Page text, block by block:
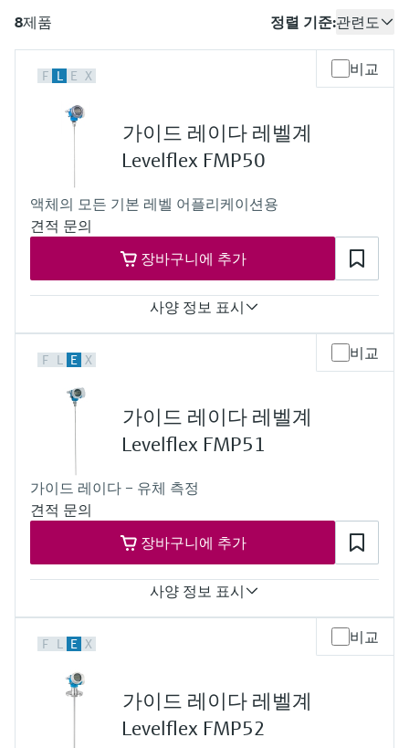
화학적 특성의 광학 분석
Netilion IIoT
소프트웨어
제품 도구
쉽고 빠른 제품 검색
다양한 필터를 통해 적합한 제품을 쉽고 빠르
게 검색해 보세요!
어플리케이터
애플리케이션 파라미터를 사용하여 제품 검
Find product-specific information and
스페어 파트 검색
트, 혹은 오더 코드를 통해 스페어 파트를 검
색하고 계기의 세부 사항, 도면 및 조립 매뉴
얼에 손쉽게 액세스해 보시기 바랍니다.
measurement
Conductive level measurement
Float switch level measurement
Radiometric level measurement
Servo level measurement
Electromechanical level
measurement
measurement
압력을 이용한 레벨 측정
자동 용수 샘플러
TOC, COD & SAC analyzers
ORP sensors & transmitters
Nutrient analyzers & sensors
Analyzers for hardness, iron & more
Microwave transmission
measurement
Memosens 기술
모두 쇼핑하기
온도 스위치
표면 온도계
케이블 프로브
모두 쇼핑하기
장치 구성 태블릿
니저
서지 피뢰기
공기질 측정 계기
연기 감지기
가시거리 측정 계기
모두 쇼핑하기
Netilion Device Viewer
Netilion Water
Power & Energy
유틸리티 - 스팀
모든 산업에 초점
산업재 시장에서의 지속 가능한 솔
디지털화를 통한 프로세스 산업의
변화
투명성을 기반으로 한 운영 우수성
해 역량을 강화하세요
전시회 및 세미나
회, 트레이닝 등 고객 여러분과의 원활한 소
통을 위해 다양한 채널을 제공합니다.
커리어
지속 가능 경영
관계사
Endress+Hauser Optical Analysis
이벤트 & 트레이닝 찾기
Job opportunities at
Endress+Hauser SICK
8제품 정렬 기준:관련도
F L E X 비교
가이드 레이다 레벨계
Levelflex FMP50
액체의 모든 기본 레벨 어플리케이션용
견적 문의
장바구니에 추가
사양 정보 표시
Rod probe: +/- 2 mm (0.08 in)
Process temperature
Process pressure / max. overpressure limit
Vacuum...6 bar,
(Vacuum...87 psi)
Max. measurement distance
Rod: 4 m (13 ft) Min DK>1.6
Rope: 12 m (40 ft) Min DK>1.6
Main wetted parts
Rod probe: 316L, PPS, Viton
Rope probe: 316, PPS, Viton
F L E X 비교
가이드 레이다 레벨계
Levelflex FMP51
가이드 레이다 – 유체 측정
견적 문의
장바구니에 추가
사양 정보 표시
Rod probe :+/- 2 mm (0.08 in)
Rope probe > 15 m (49 ft): +/- 10 mm (0.39 in)
Coaxial probe: +/- 2 mm (0.08 in)
Process temperature
F L E X 비교
가이드 레이다 레벨계
Levelflex FMP52